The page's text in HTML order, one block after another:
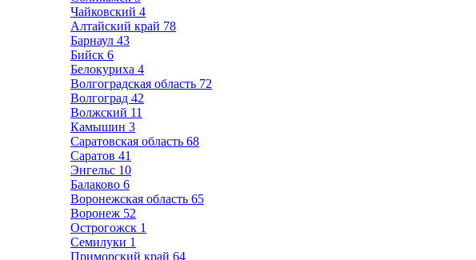
Чайковский 4
Алтайский край 78
Барнаул 43
Бийск 6
Белокуриха 4
Волгоградская область 72
Волгоград 42
Волжский 11
Камышин 3
Саратовская область 68
Саратов 41
Энгельс 10
Балаково 6
Воронежская область 65
Воронеж 52
Острогожск 1
Семилуки 1
Приморский край 64